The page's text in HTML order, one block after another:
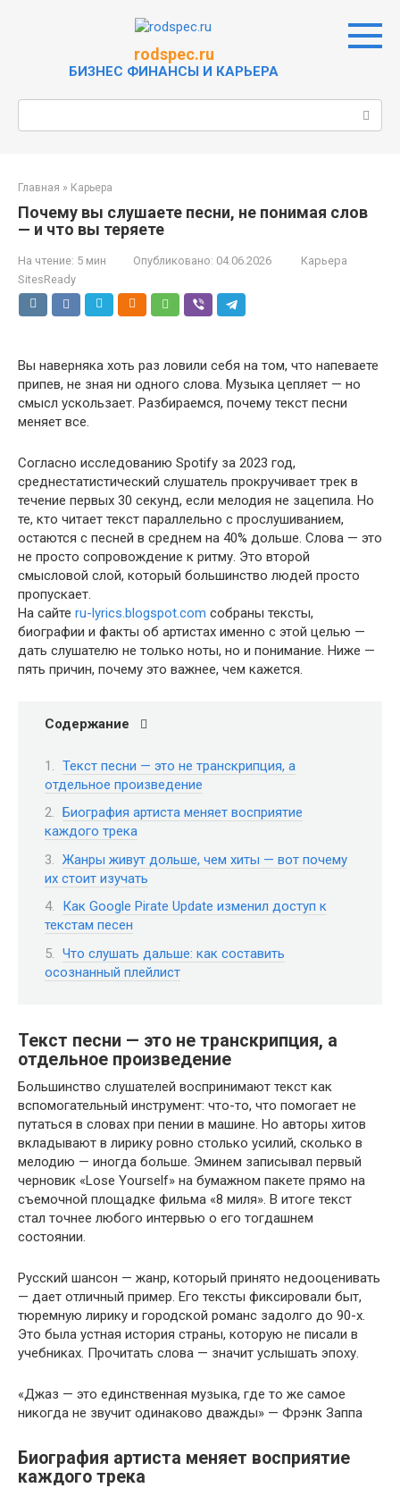
rodspec.ru
БИЗНЕС ФИНАНСЫ И КАРЬЕРА
Главная » Карьера
Почему вы слушаете песни, не понимая слов
— и что вы теряете
На чтение: 5 мин Опубликовано: 04.06.2026
Карьера
SitesReady
Вы наверняка хоть раз ловили себя на том, что напеваете
припев, не зная ни одного слова. Музыка цепляет — но
смысл ускользает. Разбираемся, почему текст песни
меняет все.
Согласно исследованию Spotify за 2023 год,
среднестатистический слушатель прокручивает трек в
течение первых 30 секунд, если мелодия не зацепила. Но
те, кто читает текст параллельно с прослушиванием,
остаются с песней в среднем на 40% дольше. Слова — это
не просто сопровождение к ритму. Это второй
смысловой слой, который большинство людей просто
пропускает.
На сайте ru-lyrics.blogspot.com собраны тексты,
биографии и факты об артистах именно с этой целью —
дать слушателю не только ноты, но и понимание. Ниже —
пять причин, почему это важнее, чем кажется.
Содержание
Текст песни — это не транскрипция, а
отдельное произведение
Биография артиста меняет восприятие
каждого трека
Жанры живут дольше, чем хиты — вот почему
их стоит изучать
Как Google Pirate Update изменил доступ к
текстам песен
Что слушать дальше: как составить
осознанный плейлист
Текст песни — это не транскрипция, а
отдельное произведение
Большинство слушателей воспринимают текст как
вспомогательный инструмент: что-то, что помогает не
путаться в словах при пении в машине. Но авторы хитов
вкладывают в лирику ровно столько усилий, сколько в
мелодию — иногда больше. Эминем записывал первый
черновик «Lose Yourself» на бумажном пакете прямо на
съемочной площадке фильма «8 миля». В итоге текст
стал точнее любого интервью о его тогдашнем
состоянии.
Русский шансон — жанр, который принято недооценивать
— дает отличный пример. Его тексты фиксировали быт,
тюремную лирику и городской романс задолго до 90-х.
Это была устная история страны, которую не писали в
учебниках. Прочитать слова — значит услышать эпоху.
«Джаз — это единственная музыка, где то же самое
никогда не звучит одинаково дважды» — Фрэнк Заппа
Биография артиста меняет восприятие
каждого трека